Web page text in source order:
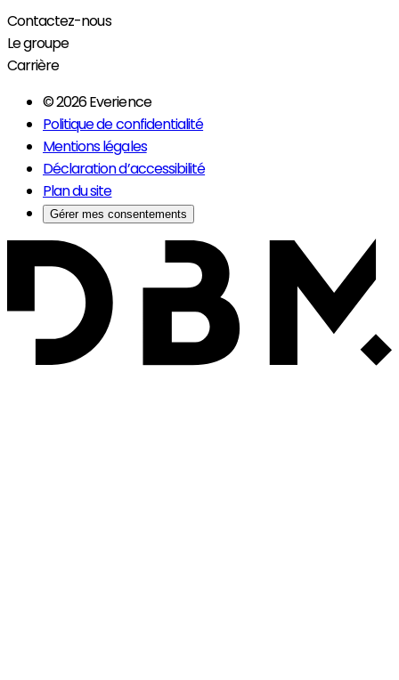
Contactez-nous
Le groupe
Carrière
© 2026 Everience
Politique de confidentialité
Mentions légales
Déclaration d’accessibilité
Plan du site
Gérer mes consentements